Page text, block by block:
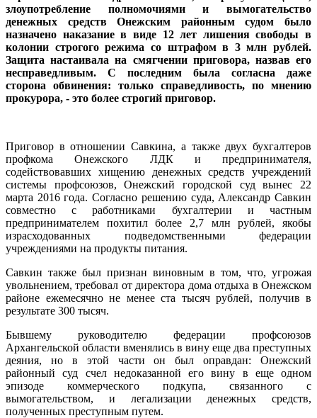
злоупотребление полномочиями и вымогательство
денежных средств Онежским районным судом было
назначено наказание в виде 12 лет лишения свободы в
колонии строгого режима со штрафом в 3 млн рублей.
Защита настаивала на смягчении приговора, назвав его
несправедливым. С последним была согласна даже
сторона обвинения: только справедливость, по мнению
прокурора, - это более строгий приговор.
Приговор в отношении Савкина, а также двух бухгалтеров
профкома Онежского ЛДК и предпринимателя,
содействовавших хищению денежных средств учреждений
системы профсоюзов, Онежский городской суд вынес 22
марта 2016 года. Согласно решению суда, Александр Савкин
совместно с работниками бухгалтерии и частным
предпринимателем похитил более 2,7 млн рублей, якобы
израсходованных подведомственными федерации
учреждениями на продукты питания.
Савкин также был признан виновным в том, что, угрожая
увольнением, требовал от директора дома отдыха в Онежском
районе ежемесячно не менее ста тысяч рублей, получив в
результате 300 тысяч.
Бывшему руководителю федерации профсоюзов
Архангельской области вменялись в вину еще два преступных
деяния, но в этой части он был оправдан: Онежский
районный суд счел недоказанной его вину в еще одном
эпизоде коммерческого подкупа, связанного с
вымогательством, и легализации денежных средств,
полученных преступным путем.